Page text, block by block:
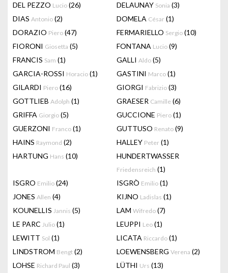
DEL PEZZO Lucio (26) DELAUNAY Sonia (3)
DIAS Antonio (2) DOMELA César (1)
DORAZIO Piero (47) FERMARIELLO Sergio (10)
FIORONI Giosetta (5) FONTANA Lucio (9)
FRANCIS Sam (1) GALLI Aldo (5)
GARCIA-ROSSI Horacio (1) GASTINI Marco (1)
GILARDI Piero (16) GIORGI Fabrizio (3)
GOTTLIEB Adolph (1) GRAESER Camille (6)
GRIFFA Giorgio (5) GUCCIONE Piero (1)
GUERZONI Franco (1) GUTTUSO Renato (9)
HAINS Raymond (2) HALLEY Peter (1)
HARTUNG Hans (10) HUNDERTWASSER
Friedensreich (1)
ISGRO Emilio (24) ISGRÒ Emilio (1)
JONES Allen (4) KIJNO Ladislas (1)
KOUNELLIS Jannis (5) LAM Wifredo (7)
LE PARC Julio (1) LEUPPI Leo (1)
LEWITT Sol (1) LICATA Riccardo (1)
LINDSTROM Bengt (2) LOEWENSBERG Verena (2)
LOHSE Richard Paul (3) LÜTHI Urs (13)